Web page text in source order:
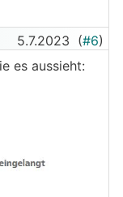
5.7.2023 (#6)
es aussieht: